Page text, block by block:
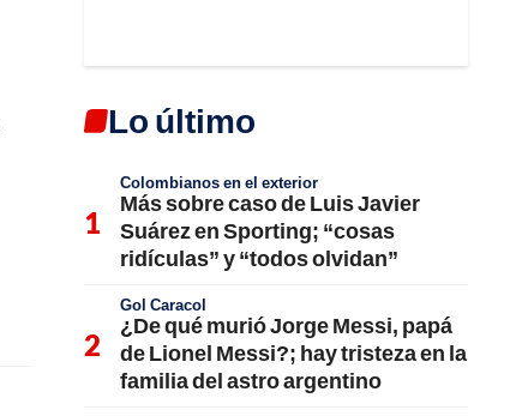
Lo último
Colombianos en el exterior
Más sobre caso de Luis Javier
Suárez en Sporting; “cosas
ridículas” y “todos olvidan”
Gol Caracol
¿De qué murió Jorge Messi, papá
de Lionel Messi?; hay tristeza en la
familia del astro argentino